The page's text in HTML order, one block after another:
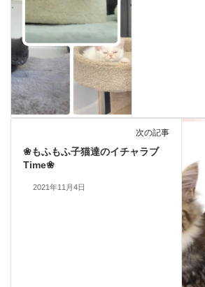
次の記事
❀もふもふ子猫達のイチャラブ
Time❀
2021年11月4日